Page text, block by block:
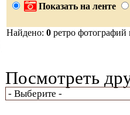
Показать на ленте
Найдено: 0 ретро
Посмотреть